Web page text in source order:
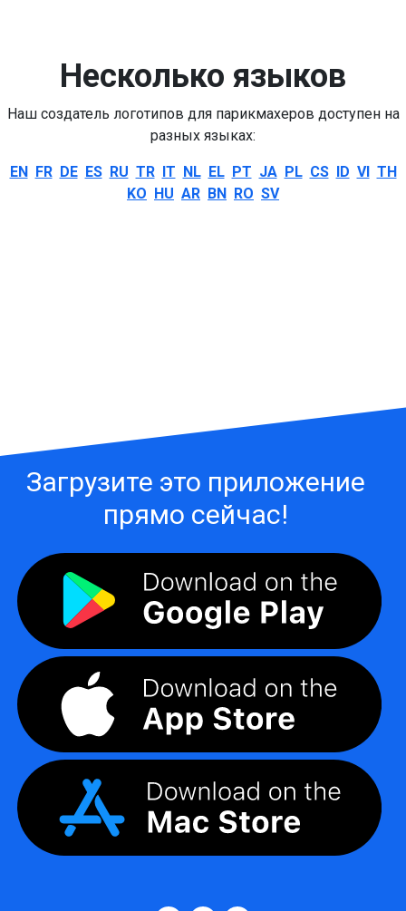
Несколько языков
Наш создатель логотипов для парикмахеров доступен на
разных языках:
EN FR DE ES RU TR IT NL EL PT JA PL CS ID VI TH
KO HU AR BN RO SV
Загрузите это приложение
прямо сейчас!